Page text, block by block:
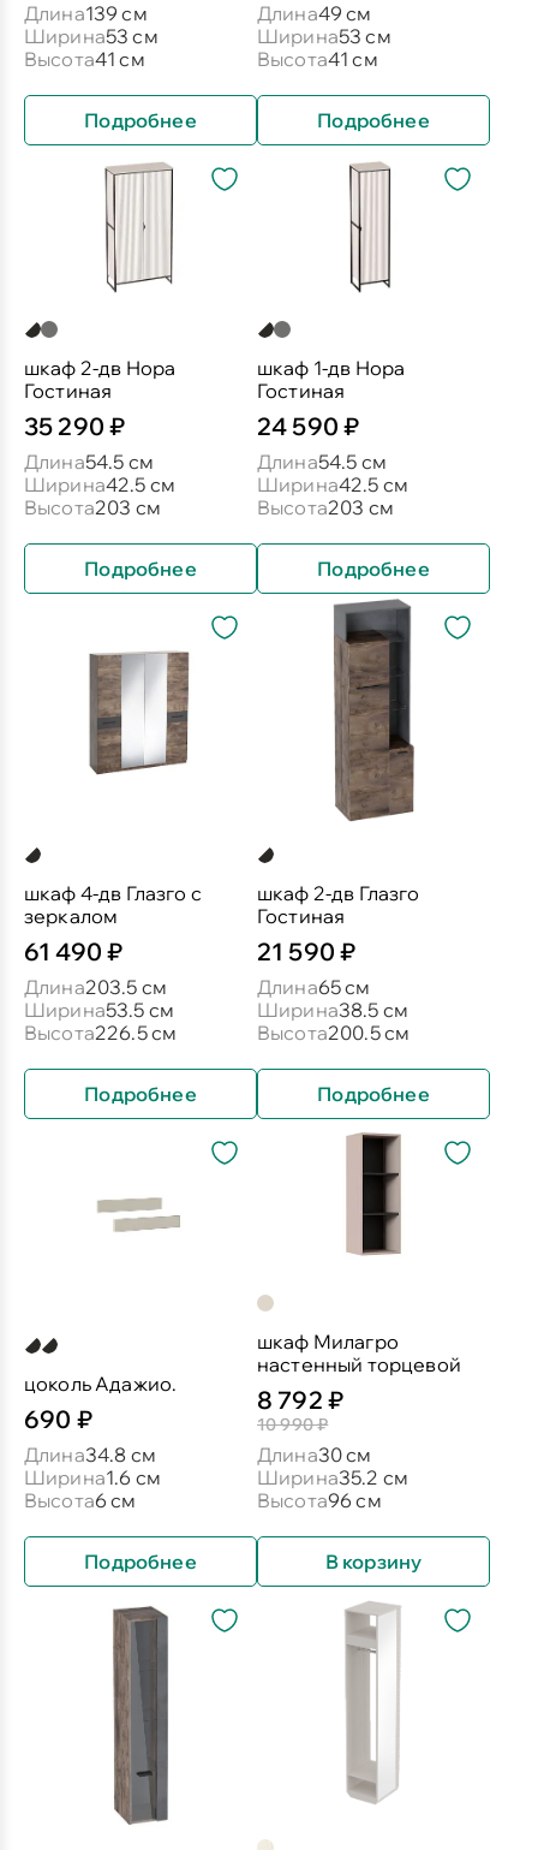
Длина139 см
Ширина53 см
Высота41 см
Подробнее
Длина49 см
Ширина53 см
Высота41 см
Подробнее
шкаф 2-дв Нора
Гостиная
35 290 ₽
Длина54.5 см
Ширина42.5 см
Высота203 см
Подробнее
шкаф 1-дв Нора
Гостиная
24 590 ₽
Длина54.5 см
Ширина42.5 см
Высота203 см
Подробнее
шкаф 4-дв Глазго с
зеркалом
61 490 ₽
Длина203.5 см
Ширина53.5 см
Высота226.5 см
Подробнее
шкаф 2-дв Глазго
Гостиная
21 590 ₽
Длина65 см
Ширина38.5 см
Высота200.5 см
Подробнее
цоколь Адажио.
690 ₽
Длина34.8 см
Ширина1.6 см
Высота6 см
Подробнее
шкаф Милагро
настенный торцевой
8 792 ₽
10 990 ₽
Длина30 см
Ширина35.2 см
Высота96 см
В корзину